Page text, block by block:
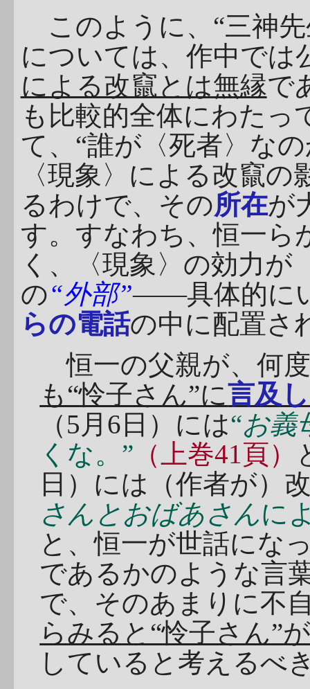
このように、“三神先
については、作中では
による改竄とは無縁で
も比較的全体にわたっ
て、“誰が〈死者〉な
〈現象〉による改竄
るわけで、その所在が
す。すなわち、恒一ら
く、〈現象〉の効力が
の“外部”――具体的に
らの電話の中に配置さ
恒一の父親が、何
も“怜子さん”に言及
（5月6日）には“お義
くな。” （上巻41頁）
日）には（作者が）
さんとおばあさんに
と、恒一が世話にな
であるかのような言
で、そのあまりに不
らみると“怜子さん”
していると考えるべ